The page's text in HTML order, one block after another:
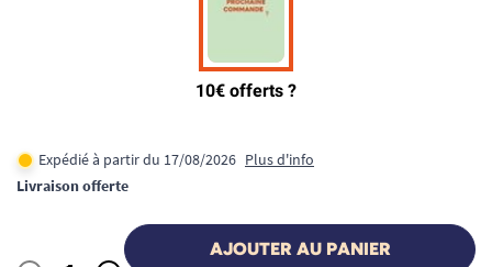
Expédié à partir du 17/08/2026 Plus d'info
Livraison offerte
AJOUTER AU PANIER